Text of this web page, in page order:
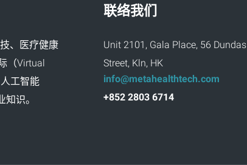
、医疗健康
（Virtual
工智能
识。
联络我们
Unit 2101, Gala Place, 56 Dundas
Street, Kln, HK
info@metahealthtech.com
+852 2803 6714